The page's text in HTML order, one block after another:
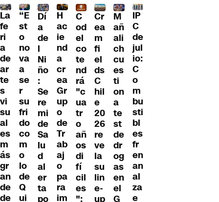
La
fe
ri
a
de
ar
te
s
vi
su
al
es
m
ás
gr
an
de
de
“E
st
o
no
va
a
se
r
su
fri
do
co
m
o
lo
de
Q
ui
Dí
a
de
l
Ni
ño
:
Se
re
mi
de
Sa
lu
d
al
er
ta
po
H
ac
ie
nd
a
cr
ea
Gr
up
o
de
Tr
ab
aj
o
pa
ra
im
C
od
el
co
te
nd
rá
"c
ua
tr
o
añ
os
di
fí
cil
es
":
Cr
ea
m
fi
el
ds
C
hil
e
20
26
re
ve
la
su
lin
e-
up
M
añ
ali
ch
cu
es
ti
on
a
te
st
de
dr
og
as
en
el
G
IP
C
de
jul
io:
C
o
m
bu
sti
bl
es
fr
en
an
al
za
e